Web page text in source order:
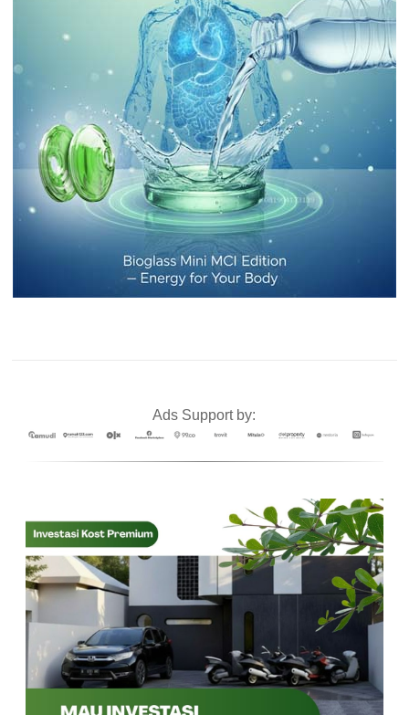
Ads Support by: